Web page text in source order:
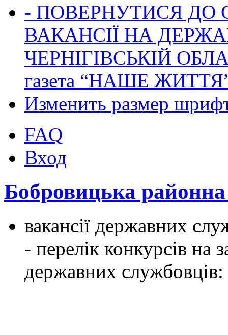
- ПОВЕРНУТИСЯ ДО
ВАКАНСІЇ НА
ЧЕРНІГІВСЬКІЙ
газета “НАШЕ
Изменить размер
FAQ
Вход
Бобровицька
вакансії державних
- перелік конкурсів на
державних службовців: